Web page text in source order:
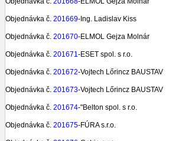
Objednávka č. 201669-Ing. Ladislav Kiss
Objednávka č. 201670-ELMOL Gejza Molnár
Objednávka č. 201671-ESET spol. s r.o.
Objednávka č. 201672-Vojtech Lőrincz BAUSTAV
Objednávka č. 201673-Vojtech Lőrincz BAUSTAV
Objednávka č. 201674-"Belton spol. s r.o.
Objednávka č. 201675-FÚRA s.r.o.